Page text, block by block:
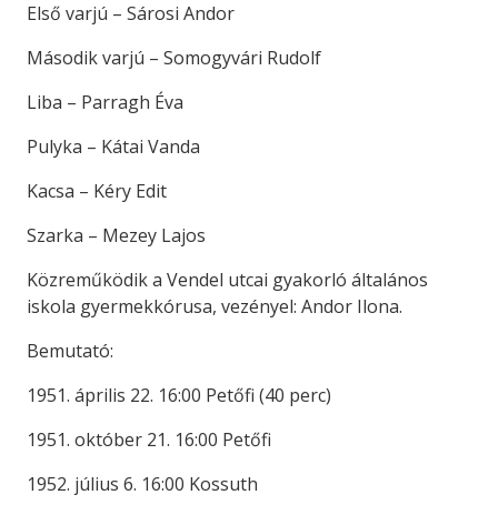
Első varjú – Sárosi Andor
Második varjú – Somogyvári Rudolf
Liba – Parragh Éva
Pulyka – Kátai Vanda
Kacsa – Kéry Edit
Szarka – Mezey Lajos
Közreműködik a Vendel utcai gyakorló általános
iskola gyermekkórusa, vezényel: Andor Ilona.
Bemutató:
1951. április 22. 16:00 Petőfi (40 perc)
1951. október 21. 16:00 Petőfi
1952. július 6. 16:00 Kossuth